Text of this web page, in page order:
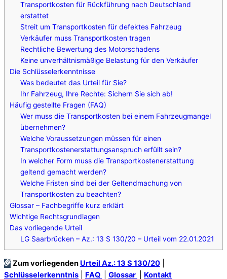
Transportkosten für Rückführung nach Deutschland
erstattet
Streit um Transportkosten für defektes Fahrzeug
Verkäufer muss Transportkosten tragen
Rechtliche Bewertung des Motorschadens
Keine unverhältnismäßige Belastung für den Verkäufer
Die Schlüsselerkenntnisse
Was bedeutet das Urteil für Sie?
Ihr Fahrzeug, Ihre Rechte: Sichern Sie sich ab!
Häufig gestellte Fragen (FAQ)
Wer muss die Transportkosten bei einem Fahrzeugmangel
übernehmen?
Welche Voraussetzungen müssen für einen
Transportkostenerstattungsanspruch erfüllt sein?
In welcher Form muss die Transportkostenerstattung
geltend gemacht werden?
Welche Fristen sind bei der Geltendmachung von
Transportkosten zu beachten?
Glossar – Fachbegriffe kurz erklärt
Wichtige Rechtsgrundlagen
Das vorliegende Urteil
LG Saarbrücken – Az.: 13 S 130/20 – Urteil vom 22.01.2021
Zum vorliegenden Urteil Az.: 13 S 130/20|
Schlüsselerkenntnis
FAQ Glossar Kontakt